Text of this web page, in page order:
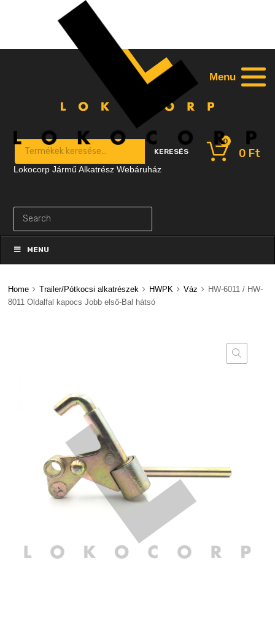
Products search
KERESÉS 0 Ft
0
to
contentMENU
Home Trailer/Pótkocsi alkatrészek HWPK Váz
HW-6011 / HW-
8011 Oldalfal kapocs Jobb első-Bal hátsó
Lokocorp Jármű Alkatrész Webáruház
Menu